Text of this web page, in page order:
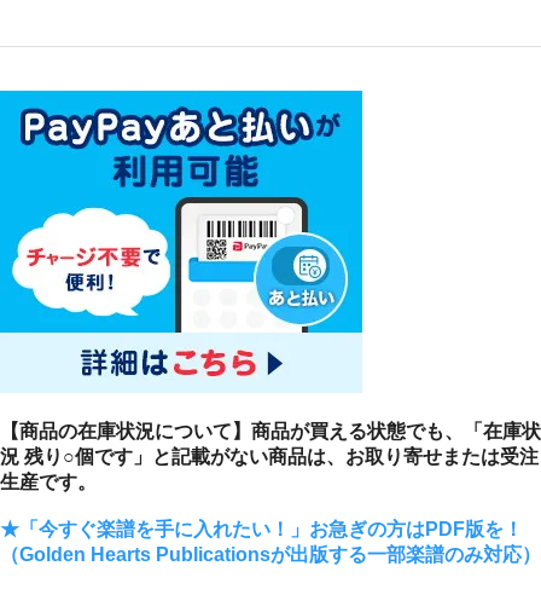
【商品の在庫状況について】商品が買える状態でも、「在庫状
況 残り○個です」と記載がない商品は、お取り寄せまたは受注
生産です。
★「今すぐ楽譜を手に入れたい！」お急ぎの方はPDF版を！
（Golden Hearts Publicationsが出版する一部楽譜のみ対応）